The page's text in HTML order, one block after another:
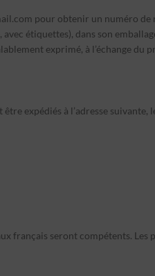
pour obtenir un numéro de
étiquettes), dans son
exprimé, à l’échange du
expédiés à l’adresse
seront compétents. Les